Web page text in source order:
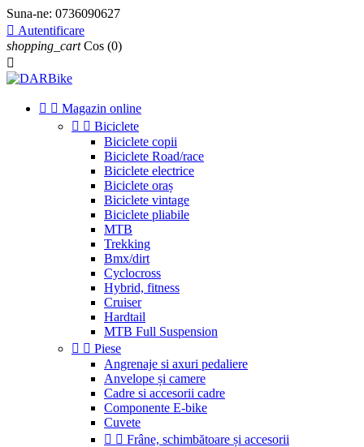
Suna-ne: 0736090627
 Autentificare
shopping_cart Cos (0)

  Magazin online
  Biciclete
Biciclete copii
Biciclete Road/race
Biciclete electrice
Biciclete oraș
Biciclete vintage
Biciclete pliabile
MTB
Trekking
Bmx/dirt
Cyclocross
Hybrid, fitness
Cruiser
Hardtail
MTB Full Suspension
  Piese
Angrenaje si axuri pedaliere
Anvelope și camere
Cadre si accesorii cadre
Componente E-bike
Cuvete
  Frâne, schimbătoare și accesorii